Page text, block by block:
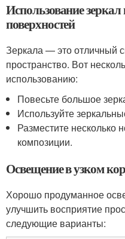
Использование
поверхностей
Зеркала — это отличный
пространство. Вот
использованию:
Повесьте большое
Используйте
Разместите несколько
композиции.
Освещение в узком
Хорошо продуманное
улучшить восприятие
следующие варианты: